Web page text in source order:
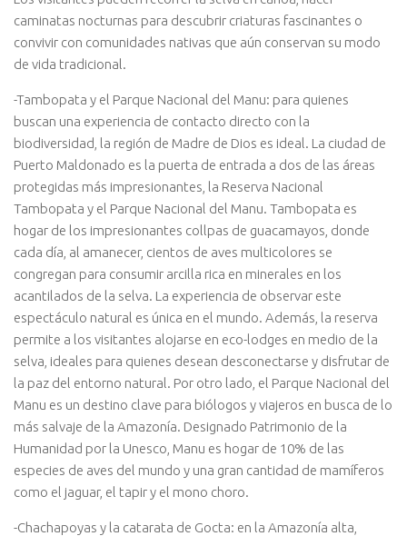
caminatas nocturnas para descubrir criaturas fascinantes o
convivir con comunidades nativas que aún conservan su modo
de vida tradicional.
-Tambopata y el Parque Nacional del Manu: para quienes
buscan una experiencia de contacto directo con la
biodiversidad, la región de Madre de Dios es ideal. La ciudad de
Puerto Maldonado es la puerta de entrada a dos de las áreas
protegidas más impresionantes, la Reserva Nacional
Tambopata y el Parque Nacional del Manu. Tambopata es
hogar de los impresionantes collpas de guacamayos, donde
cada día, al amanecer, cientos de aves multicolores se
congregan para consumir arcilla rica en minerales en los
acantilados de la selva. La experiencia de observar este
espectáculo natural es única en el mundo. Además, la reserva
permite a los visitantes alojarse en eco-lodges en medio de la
selva, ideales para quienes desean desconectarse y disfrutar de
la paz del entorno natural. Por otro lado, el Parque Nacional del
Manu es un destino clave para biólogos y viajeros en busca de lo
más salvaje de la Amazonía. Designado Patrimonio de la
Humanidad por la Unesco, Manu es hogar de 10% de las
especies de aves del mundo y una gran cantidad de mamíferos
como el jaguar, el tapir y el mono choro.
-Chachapoyas y la catarata de Gocta: en la Amazonía alta,